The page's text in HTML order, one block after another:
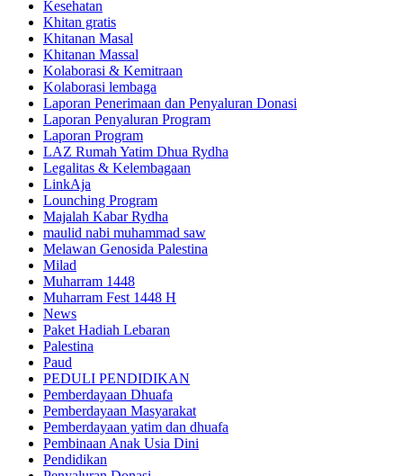
Kesehatan
Khitan gratis
Khitanan Masal
Khitanan Massal
Kolaborasi & Kemitraan
Kolaborasi lembaga
Laporan Penerimaan dan Penyaluran Donasi
Laporan Penyaluran Program
Laporan Program
LAZ Rumah Yatim Dhua Rydha
Legalitas & Kelembagaan
LinkAja
Lounching Program
Majalah Kabar Rydha
maulid nabi muhammad saw
Melawan Genosida Palestina
Milad
Muharram 1448
Muharram Fest 1448 H
News
Paket Hadiah Lebaran
Palestina
Paud
PEDULI PENDIDIKAN
Pemberdayaan Dhuafa
Pemberdayaan Masyarakat
Pemberdayaan yatim dan dhuafa
Pembinaan Anak Usia Dini
Pendidikan